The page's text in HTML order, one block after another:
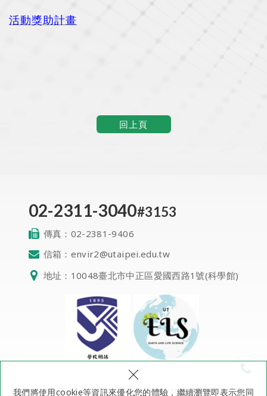
我們將使用cookie等資訊來優化您的體驗，繼續瀏覽即表示您同
×
活動獎助計畫
回上頁
02-2311-3040#3153
傳真： 02-2381-9406
信箱： envir2@utaipei.edu.tw
地址： 10048臺北市中正區愛國西路1號(科學館)
Copyright © 臺北市立大學地生系 All Rights Reserved.網頁設計: 多米諾